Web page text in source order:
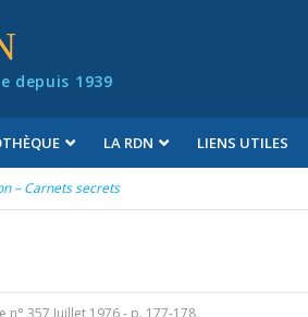
depuis 1939
LA RDN LIENS UTILES
– Carnets secrets
n° 357 Juillet 1976- p. 177-178